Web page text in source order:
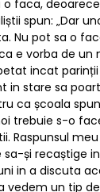
faca,
spun: „Dar
Nu pot sa o
e vorba de un
incat
in stare sa
ca școala
trebuie s-o
Raspunsul
sa-și recaștige
in a discuta
vedem un tip